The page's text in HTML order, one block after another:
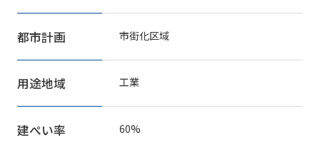
都市計画 市街化区域
用途地域 工業
建ぺい率 60%